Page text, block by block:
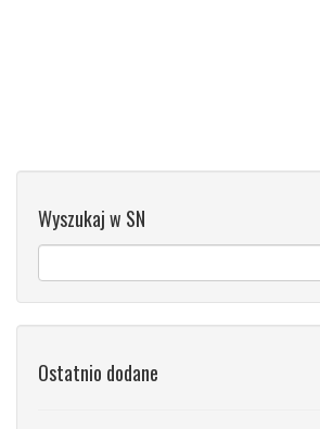
Wyszukaj w SN
Ostatnio dodane